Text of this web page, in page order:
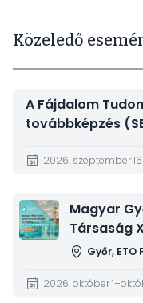
Közeledő
A Fájdalom
továbbképzés
2026. szeptember
Kép
Magyar
Társaság
Győr,
2026. október